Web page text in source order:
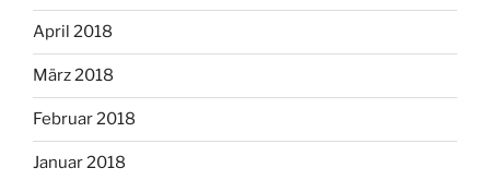
April 2018
März 2018
Februar 2018
Januar 2018